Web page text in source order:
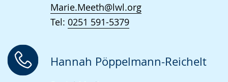
Marie.Meeth@lwl.org
Tel: 0251 591-5379
Hannah Pöppelmann-Reichelt